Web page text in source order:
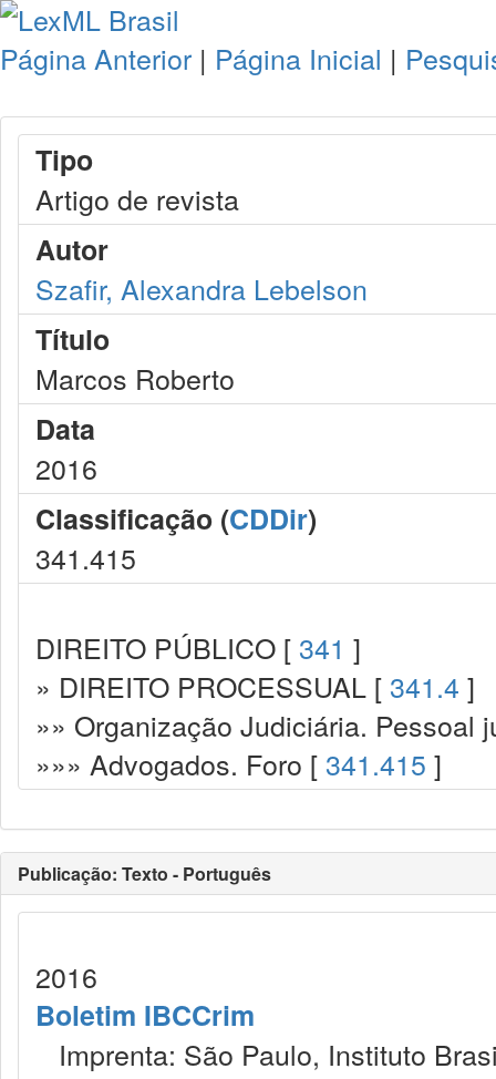
Página Anterior | Página Inicial |
Tipo
Artigo de revista
Autor
Szafir, Alexandra Lebelson
Título
Marcos Roberto
Data
2016
Classificação (CDDir)
341.415
DIREITO PÚBLICO [ 341 ]
» DIREITO PROCESSUAL [ 341.4 ]
»» Organização Judiciária. Pessoal
»»» Advogados. Foro [ 341.415 ]
Publicação: Texto - Português
2016
Boletim IBCCrim
Imprenta: São Paulo, Instituto